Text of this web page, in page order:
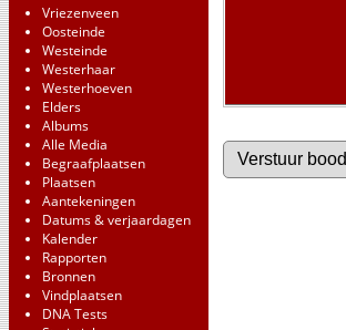
Vriezenveen
Oosteinde
Westeinde
Westerhaar
Westerhoeven
Elders
Albums
Alle Media
Begraafplaatsen
Plaatsen
Aantekeningen
Datums & verjaardagen
Kalender
Rapporten
Bronnen
Vindplaatsen
DNA Tests